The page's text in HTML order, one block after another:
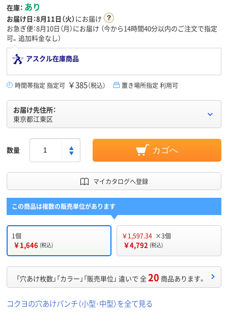
在庫： あり
お届け日：8月11日（火）にお届け
お急ぎ便：8月10日（月）にお届け （今から14時間40分以内のご注文で指定
可。追加料金なし）
アスクル在庫商品
時間帯指定 指定可 ￥385（税込） 置き場所指定 利用可
お届け先住所：
東京都江東区
数量 カゴへ
マイカタログへ登録
この商品は複数の販売単位があります
1個
￥1,646 (税込)
￥1,597.34 ×3個
￥4,792 (税込)
「穴あけ枚数」「カラー」「販売単位」 違いで 全20 商品あります。
コクヨの穴あけパンチ（小型･中型）を全て見る